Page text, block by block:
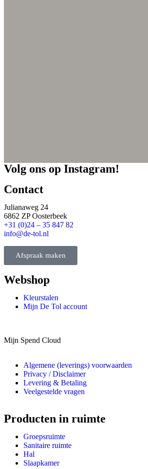
Volg ons op Instagram!
Contact
Julianaweg 24
6862 ZP Oosterbeek
+31 (0)24 – 35 847 82
info@de-tol.nl
Afspraak maken
Webshop
Kleurstalen
Mijn De Tol account
Mijn Spend Cloud
Algemene (leverings) voorwaarden
Privacy / Disclaimer
Levering & Betaling
Veelgestelde vragen
Producten in ruimte
Groepsruimte
Sanitaire ruimte
Hal
Slaapkamer